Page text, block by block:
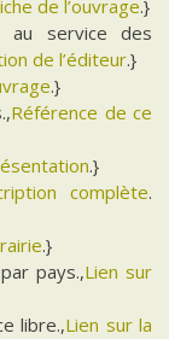
de l’ouvrage.}
au service des
de l’éditeur.}
.}
Référence de ce
.}
complète.
.}
pays.,Lien sur
libre.,Lien sur la